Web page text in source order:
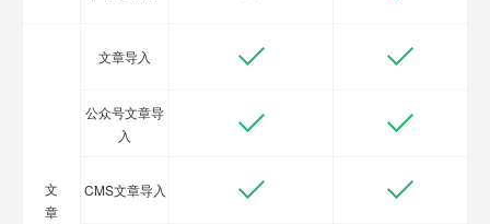
文
章
文章导入
公众号文章导
入
CMS文章导入